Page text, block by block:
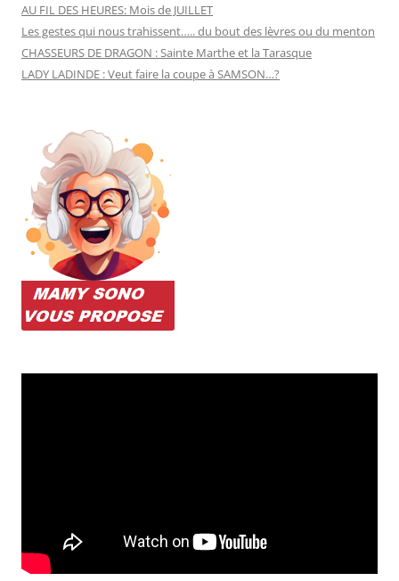
AU FIL DES HEURES: Mois de JUILLET
Les gestes qui nous trahissent….. du bout des lèvres ou du menton
CHASSEURS DE DRAGON : Sainte Marthe et la Tarasque
LADY LADINDE : Veut faire la coupe à SAMSON…?